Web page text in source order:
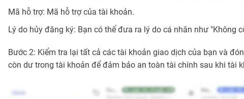
Mã hỗ trợ: Mã hỗ trợ của tài khoản.
Lý do hủy đăng ký: Bạn có thể đưa ra lý do cá nhân như "Không
Bước 2: Kiểm tra lại tất cả các tài khoản giao dịch của bạn và
còn dư trong tài khoản để đảm bảo an toàn tài chính sau khi tài